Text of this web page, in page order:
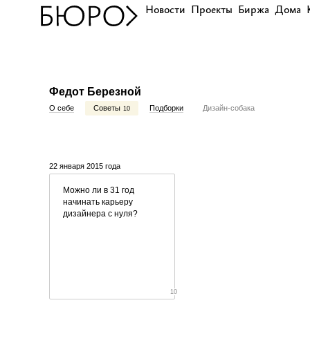
Новости Проекты Биржа Дома
Федот Березной
О себе Советы 10 Подборки Дизайн-собака
22 января 2015 года
Можно ли в 31 год
начинать карьеру
дизайнера с нуля?
10